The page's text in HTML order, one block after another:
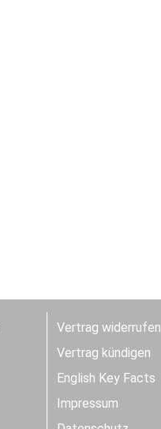
Vertrag widerrufen
Vertrag kündigen
English Key Facts
Impressum